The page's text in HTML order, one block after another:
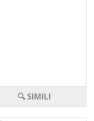
🔍 SIMILI